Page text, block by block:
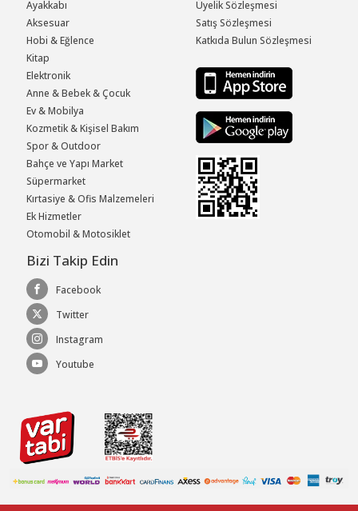
Ayakkabı
Aksesuar
Hobi & Eğlence
Kitap
Elektronik
Anne & Bebek & Çocuk
Ev & Mobilya
Kozmetik & Kişisel Bakım
Spor & Outdoor
Bahçe ve Yapı Market
Süpermarket
Kırtasiye & Ofis Malzemeleri
Ek Hizmetler
Otomobil & Motosiklet
Üyelik Sözleşmesi
Satış Sözleşmesi
Katkıda Bulun Sözleşmesi
Bizi Takip Edin
Facebook
Twitter
Instagram
Youtube